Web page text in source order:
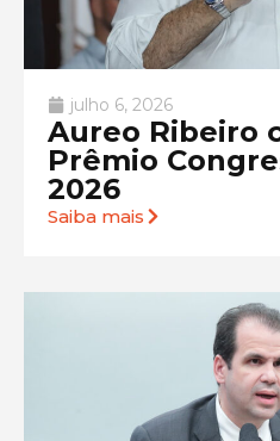
julho 6, 2026
Aureo Ribeiro
Prêmio
2026
Saiba mais